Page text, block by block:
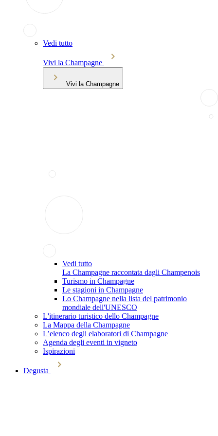
Vedi tutto
Vivi la Champagne
Vivi la Champagne
Vedi tutto
La Champagne raccontata dagli Champenois
Turismo in Champagne
Le stagioni in Champagne
Lo Champagne nella lista del patrimonio
mondiale dell'UNESCO
L'itinerario turistico dello Champagne
La Mappa della Champagne
L’elenco degli elaboratori di Champagne
Agenda degli eventi in vigneto
Ispirazioni
Degusta